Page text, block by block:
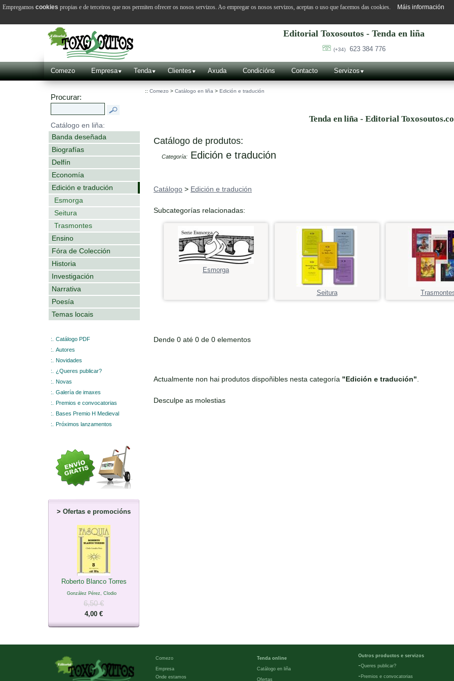
Editorial Toxosoutos - Tenda en liña
(+34) 623 384 776
Comezo Empresa Tenda Clientes Axuda Condicións Contacto Servizos
Procurar:
Catálogo en liña:
Banda deseñada
Biografías
Delfín
Economía
Edición e tradución
Esmorga
Seitura
Trasmontes
Ensino
Fóra de Colección
Historia
Investigación
Narrativa
Poesía
Temas locais
:.
Catálogo PDF
:.
Autores
:.
Novidades
:.
¿Queres publicar?
:.
Novas
:.
Galería de imaxes
:.
Premios e convocatorias
:.
Bases Premio H Medieval
:.
Próximos lanzamentos
> Ofertas e promocións
Roberto Blanco Torres
González Pérez, Clodio
6,50 €
4,00 €
:: Comezo > Catálogo en liña > Edición e tradución
Tenda en liña - Editorial
Catálogo de produtos:
Categoría: Edición e tradución
Catálogo > Edición e tradución
Subcategorías relacionadas:
Esmorga
Seitura
Dende 0 até 0 de 0 elementos
Actualmente non hai produtos dispoñibles nesta categoría "Edición e tradución"
Desculpe as molestias
Comezo
Empresa
Onde estamos
Tenda online
Catálogo en liña
Ofertas
Outros productos e servizos
-Queres publicar?
- Premios e convocatorias
Empregamos cookies propias e de terceiros que nos permiten ofrecer os nosos servizos. Ao empregar os nosos servizos, aceptas o uso que facemos das cookies. Máis información